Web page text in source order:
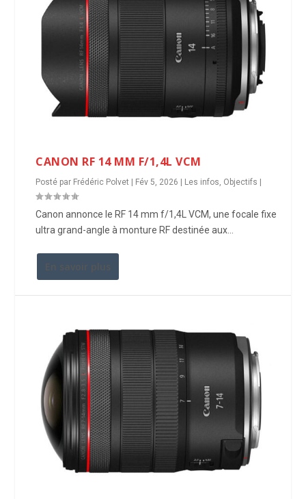
CANON RF 14 MM F/1,4L VCM
Posté par Frédéric Polvet | Fév 5, 2026 | Les infos Objectifs |
Canon annonce le RF 14 mm f/1,4L VCM, une focale fixe
ultra grand-angle à monture RF destinée aux...
En savoir plus